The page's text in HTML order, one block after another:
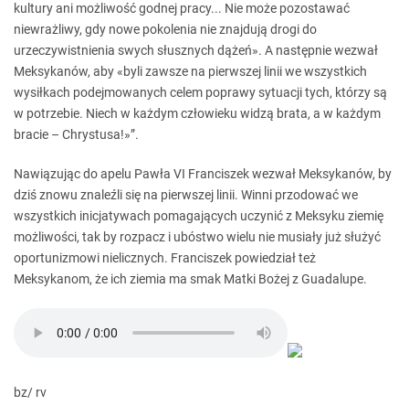
kultury ani możliwość godnej pracy... Nie może pozostawać
niewrażliwy, gdy nowe pokolenia nie znajdują drogi do
urzeczywistnienia swych słusznych dążeń». A następnie wezwał
Meksykanów, aby «byli zawsze na pierwszej linii we wszystkich
wysiłkach podejmowanych celem poprawy sytuacji tych, którzy są
w potrzebie. Niech w każdym człowieku widzą brata, a w każdym
bracie – Chrystusa!»”.
Nawiązując do apelu Pawła VI Franciszek wezwał Meksykanów, by
dziś znowu znaleźli się na pierwszej linii. Winni przodować we
wszystkich inicjatywach pomagających uczynić z Meksyku ziemię
możliwości, tak by rozpacz i ubóstwo wielu nie musiały już służyć
oportunizmowi nielicznych. Franciszek powiedział też
Meksykanom, że ich ziemia ma smak Matki Bożej z Guadalupe.
bz/ rv